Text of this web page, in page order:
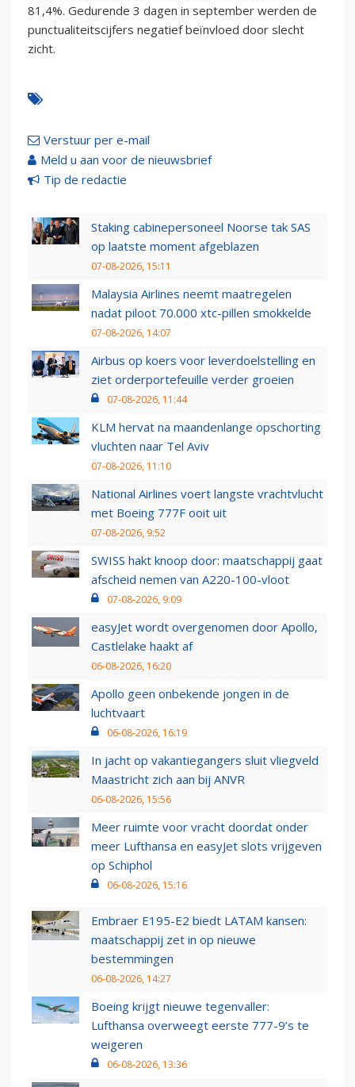
81,4%. Gedurende 3 dagen in september werden de
punctualiteitscijfers negatief beïnvloed door slecht
zicht.
Verstuur per e-mail
Meld u aan voor de nieuwsbrief
Tip de redactie
Staking cabinepersoneel Noorse tak SAS
op laatste moment afgeblazen
07-08-2026, 15:11
Malaysia Airlines neemt maatregelen
nadat piloot 70.000 xtc-pillen smokkelde
07-08-2026, 14:07
Airbus op koers voor leverdoelstelling en
ziet orderportefeuille verder groeien
07-08-2026, 11:44
KLM hervat na maandenlange opschorting
vluchten naar Tel Aviv
07-08-2026, 11:10
National Airlines voert langste vrachtvlucht
met Boeing 777F ooit uit
07-08-2026, 9:52
SWISS hakt knoop door: maatschappij gaat
afscheid nemen van A220-100-vloot
07-08-2026, 9:09
easyJet wordt overgenomen door Apollo,
Castlelake haakt af
06-08-2026, 16:20
Apollo geen onbekende jongen in de
luchtvaart
06-08-2026, 16:19
In jacht op vakantiegangers sluit vliegveld
Maastricht zich aan bij ANVR
06-08-2026, 15:56
Meer ruimte voor vracht doordat onder
meer Lufthansa en easyJet slots vrijgeven
op Schiphol
06-08-2026, 15:16
Embraer E195-E2 biedt LATAM kansen:
maatschappij zet in op nieuwe
bestemmingen
06-08-2026, 14:27
Boeing krijgt nieuwe tegenvaller:
Lufthansa overweegt eerste 777-9’s te
weigeren
06-08-2026, 13:36